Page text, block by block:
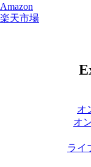
Amazon
楽天市場
オ
オ
ライ